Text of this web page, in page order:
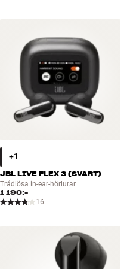
JBL LIVE FLEX 3 (SVART)
Trådlösa in-ear-hörlurar
1 190:-
16